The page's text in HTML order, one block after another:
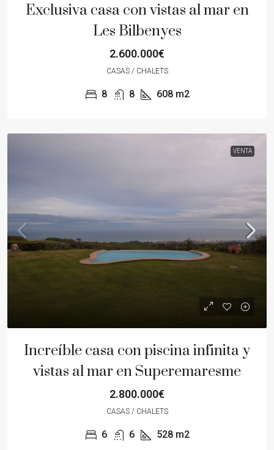
Exclusiva casa con vistas al mar en
Les Bilbenyes
2.600.000€
CASAS / CHALETS
8 8 608 m2
VENTA
Increíble casa con piscina infinita y
vistas al mar en Superemaresme
2.800.000€
CASAS / CHALETS
6 6 528 m2